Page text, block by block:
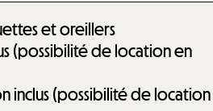
et oreillers
(possibilité de location en
inclus (possibilité de location